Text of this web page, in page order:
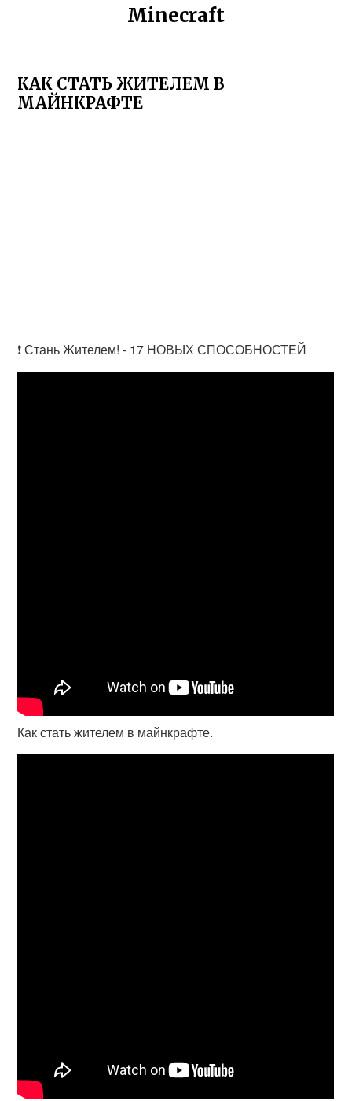
Minecraft
КАК СТАТЬ ЖИТЕЛЕМ В
МАЙНКРАФТЕ
❗️ Стань Жителем! - 17 НОВЫХ СПОСОБНОСТЕЙ
Как стать жителем в майнкрафте.